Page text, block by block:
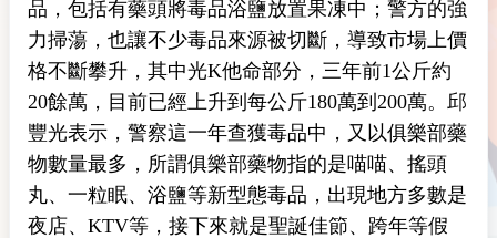
品，包括有藥頭將毒品浴鹽放置果凍中；警方的強
力掃蕩，也讓不少毒品來源被切斷，導致市場上價
格不斷攀升，其中光K他命部分，三年前1公斤約
20餘萬，目前已經上升到每公斤180萬到200萬。 邱
豐光表示，警察這一年查獲毒品中，又以俱樂部藥
物數量最多，所謂俱樂部藥物指的是喵喵、搖頭
丸、一粒眠、浴鹽等新型態毒品，出現地方多數是
夜店、KTV等，接下來就是聖誕佳節、跨年等假